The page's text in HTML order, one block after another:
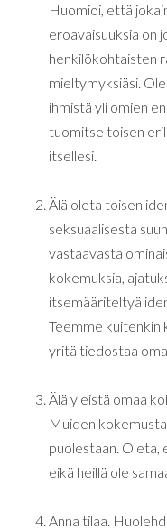
Huomioi, että
eroavaisuuksia on
henkilökohtaisten
mieltymyksiäsi.
ihmistä yli omien
tuomitse toisen
itsellesi.
Älä oleta toisen
seksuaalisesta
vastaavasta
kokemuksia,
itsemääriteltyä
Teemme kuitenkin
yritä tiedostaa
Älä yleistä omaa
Muiden
puolestaan. Oleta,
eikä heillä ole
Anna tilaa.